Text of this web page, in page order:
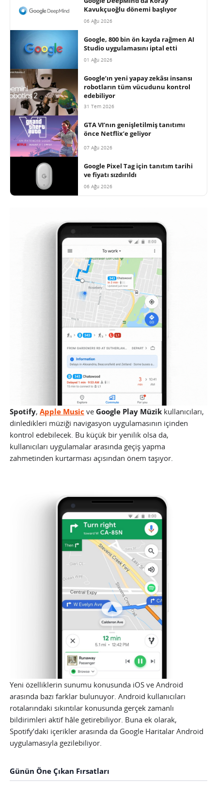
Kavukçuoğlu dönemi başlıyor
06 Ağu 2026
Google, 800 bin ön kayda rağmen AI
Studio uygulamasını iptal etti
01 Ağu 2026
Google’ın yeni yapay zekâsı insansı
robotların tüm vücudunu kontrol
edebiliyor
31 Tem 2026
GTA VI’nın genişletilmiş tanıtımı
önce Netflix’e geliyor
07 Ağu 2026
Google Pixel Tag için tanıtım tarihi
ve fiyatı sızdırıldı
06 Ağu 2026
Spotify, Apple Music ve Google Play Müzik kullanıcıları,
dinledikleri müziği navigasyon uygulamasının içinden
kontrol edebilecek. Bu küçük bir yenilik olsa da,
kullanıcıları uygulamalar arasında geçiş yapma
zahmetinden kurtarması açısından önem taşıyor.
Yeni özelliklerin sunumu konusunda iOS ve Android
arasında bazı farklar bulunuyor. Android kullanıcıları
rotalarındaki sıkıntılar konusunda gerçek zamanlı
bildirimleri aktif hâle getirebiliyor. Buna ek olarak,
Spotify’daki içerikler arasında da Google Haritalar Android
uygulamasıyla gezilebiliyor.
Günün Öne Çıkan Fırsatları